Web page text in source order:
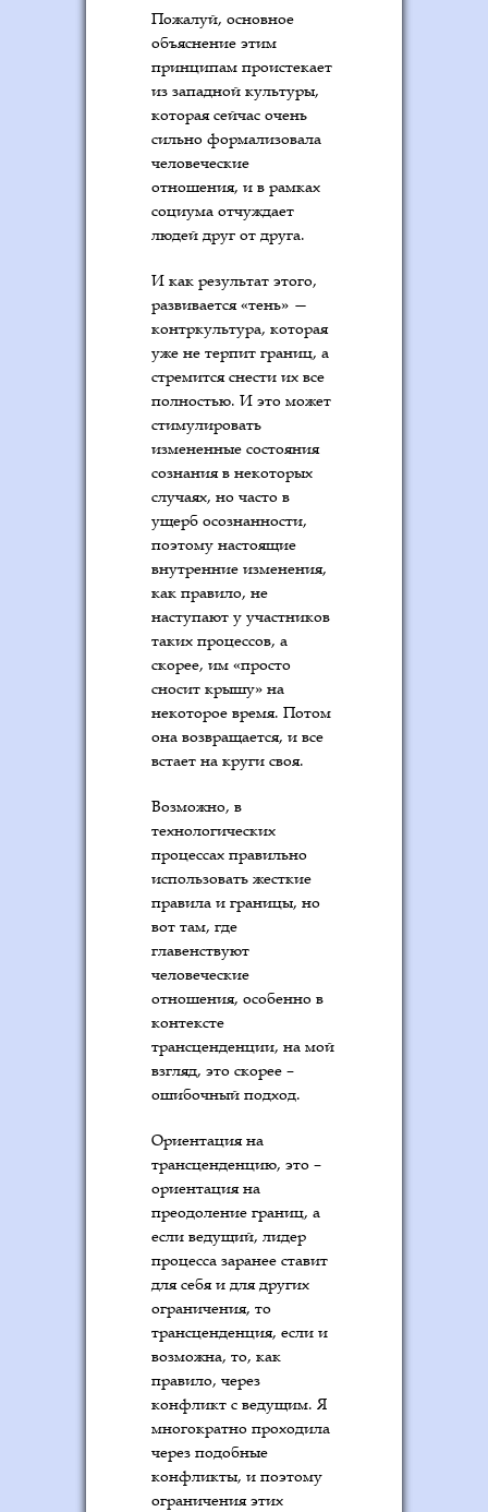
Пожалуй, основное
объяснение этим
принципам проистекает
из западной культуры,
которая сейчас очень
сильно формализовала
человеческие
отношения, и в рамках
социума отчуждает
людей друг от друга.
И как результат этого,
развивается «тень» —
контркультура, которая
уже не терпит границ, а
стремится снести их все
полностью. И это может
стимулировать
измененные состояния
сознания в некоторых
случаях, но часто в
ущерб осознанности,
поэтому настоящие
внутренние изменения,
как правило, не
наступают у участников
таких процессов, а
скорее, им «просто
сносит крышу» на
некоторое время. Потом
она возвращается, и все
встает на круги своя.
Возможно, в
технологических
процессах правильно
использовать жесткие
правила и границы, но
вот там, где
главенствуют
человеческие
отношения, особенно в
контексте
трансценденции, на мой
взгляд, это скорее –
ошибочный подход.
Ориентация на
трансценденцию, это –
ориентация на
преодоление границ, а
если ведущий, лидер
процесса заранее ставит
для себя и для других
ограничения, то
трансценденция, если и
возможна, то, как
правило, через
конфликт с ведущим. Я
многократно проходила
через подобные
конфликты, и поэтому
ограничения этих